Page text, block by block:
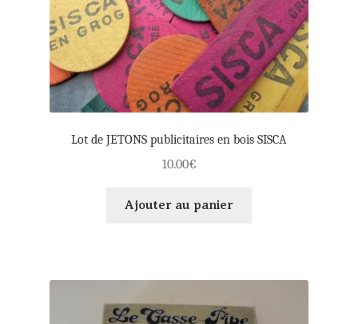
Lot de JETONS publicitaires en bois SISCA
10.00€
Ajouter au panier